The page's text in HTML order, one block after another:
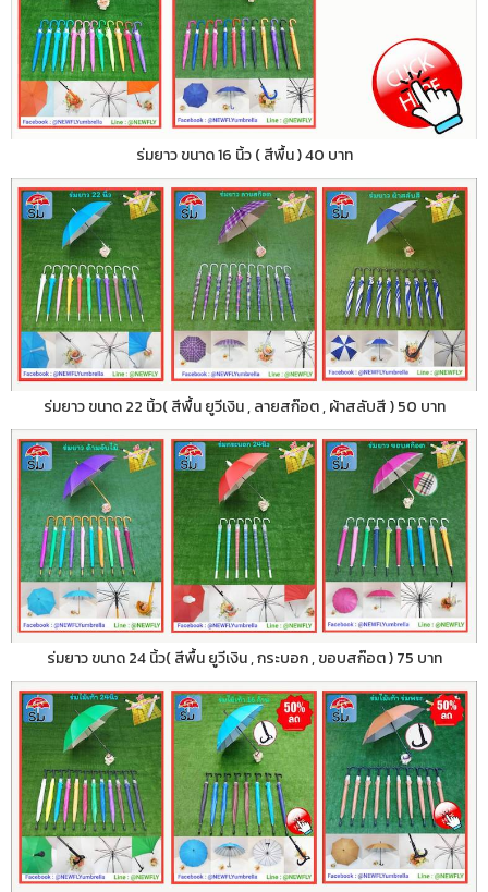
ร่มยาว ขนาด 16 นิ้ว ( สีพื้น ) 40 บาท
ร่มยาว ขนาด 22 นิ้ว( สีพื้น ยูวีเงิน , ลายสก๊อต , ผ้าสลับสี ) 50 บาท
ร่มยาว ขนาด 24 นิ้ว( สีพื้น ยูวีเงิน , กระบอก , ขอบสก๊อต ) 75 บาท